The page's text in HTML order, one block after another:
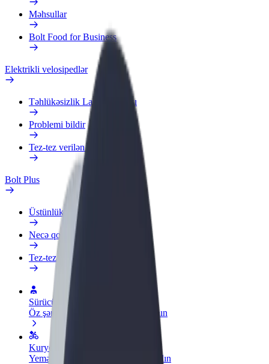
Məhsullar
Bolt Food for Business
Elektrikli velosipedlər
Təhlükəsizlik Laboratoriyası
Problemi bildir
Tez-tez verilən suallar
Bolt Plus
Üstünlüklər
Necə qoşulmalı?
Tez-tez verilən suallar
Sürücü ol
Öz şərtlərinizə uyğun olaraq qazanın
Kuryer kimi qoşul
Yemək çatdırın və həftəlik ödəniş alın